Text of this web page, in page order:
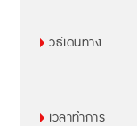
วิธีเดินทาง
เวลาทำการ